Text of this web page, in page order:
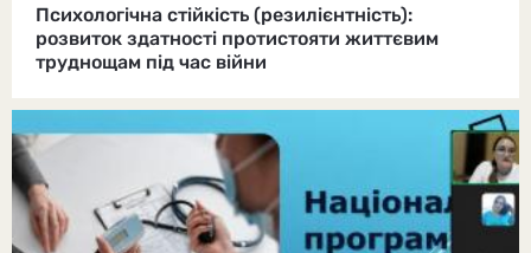
Психологічна стійкість (резилієнтність):
розвиток здатності протистояти життєвим
труднощам під час війни